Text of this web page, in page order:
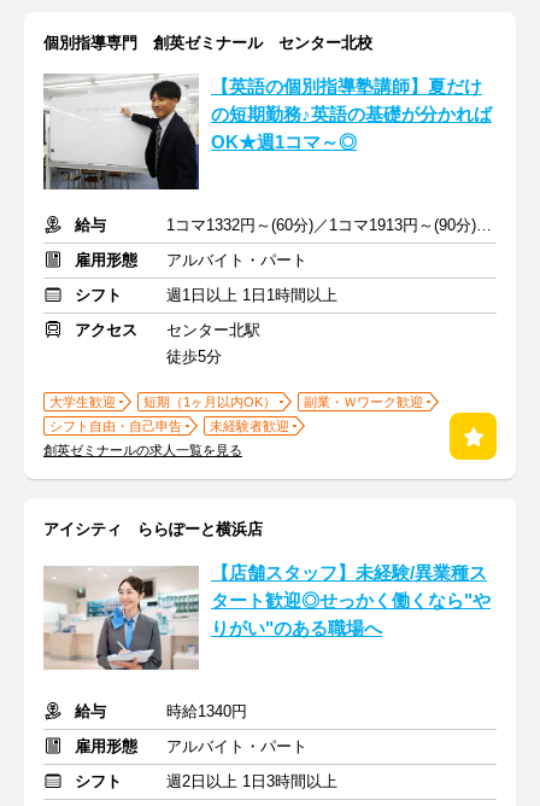
個別指導専門 創英ゼミナール センター北校
【英語の個別指導塾講師】夏だけ
の短期勤務♪英語の基礎が分かれば
OK★週1コマ～◎
給与
1コマ1332円～(60分)／1コマ1913円～(90分) ※準備報告手当込み
雇用形態
アルバイト・パート
シフト
週1日以上 1日1時間以上
アクセス
センター北駅
徒歩5分
大学生歓迎 短期（1ヶ月以内OK）
副業・Ｗワーク歓迎
シフト自由・自己申告
未経験者歓迎
創英ゼミナールの求人一覧を見る
アイシティ ららぽーと横浜店
【店舗スタッフ】未経験/異業種ス
タート歓迎◎せっかく働くなら"や
りがい"のある職場へ
給与
時給1340円
雇用形態
アルバイト・パート
シフト
週2日以上 1日3時間以上